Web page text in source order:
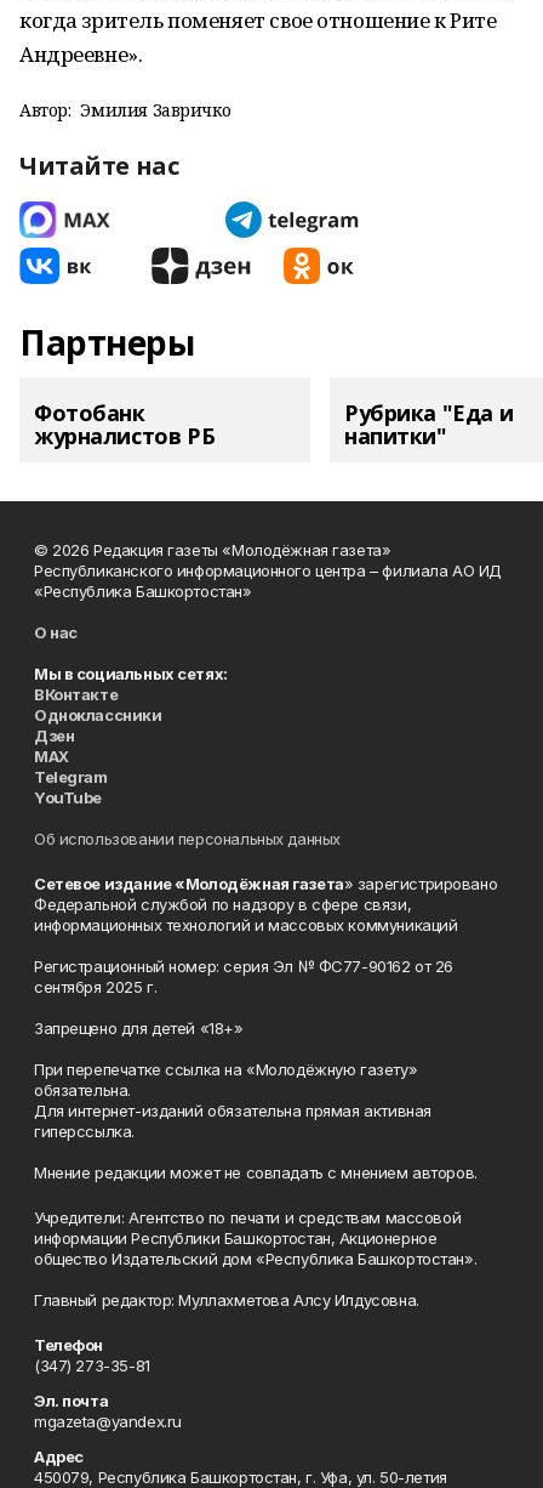
когда зритель поменяет свое отношение к Рите
Андреевне».
Автор: Эмилия Завричко
Читайте нас
Партнеры
Фотобанк
журналистов РБ
Рубрика "Еда и
напитки"
© 2026 Редакция газеты «Молодёжная газета»
Республиканского информационного центра – филиала АО ИД
«Республика Башкортостан»
О нас
Мы в социальных сетях:
ВКонтакте
Одноклассники
Дзен
MAX
Telegram
YouTube
Об использовании персональных данных
Сетевое издание «Молодёжная газета» зарегистрировано
Федеральной службой по надзору в сфере связи,
информационных технологий и массовых коммуникаций
Регистрационный номер: серия Эл № ФС77-90162 от 26
сентября 2025 г.
Запрещено для детей «18+»
При перепечатке ссылка на «Молодёжную газету»
обязательна.
Для интернет-изданий обязательна прямая активная
гиперссылка.
Мнение редакции может не совпадать с мнением авторов.
Учредители: Агентство по печати и средствам массовой
информации Республики Башкортостан, Акционерное
общество Издательский дом «Республика Башкортостан».
Главный редактор: Муллахметова Алсу Илдусовна.
Телефон
(347) 273-35-81
Эл. почта
mgazeta@yandex.ru
Адрес
450079, Республика Башкортостан, г. Уфа, ул. 50-летия